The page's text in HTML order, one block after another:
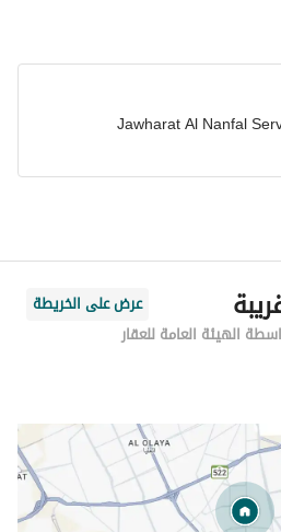
Jawharat Al Nanfal
عرض على الخريطة
الهيئة العامة للعقار